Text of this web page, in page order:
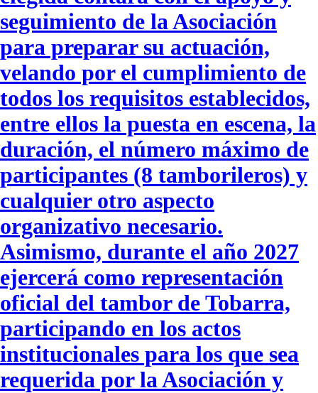
seguimiento de la Asociación
para preparar su actuación,
velando por el cumplimiento de
todos los requisitos establecidos,
entre ellos la puesta en escena, la
duración, el número máximo de
participantes (8 tamborileros) y
cualquier otro aspecto
organizativo necesario.
Asimismo, durante el año 2027
ejercerá como representación
oficial del tambor de Tobarra,
participando en los actos
institucionales para los que sea
requerida por la Asociación y